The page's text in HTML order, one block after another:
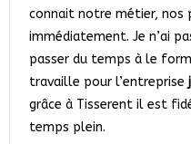
connait notre métier, nos
immédiatement. Je n’ai
passer du temps à le
travaille pour l’entreprise
grâce à Tisserent il est
temps plein.